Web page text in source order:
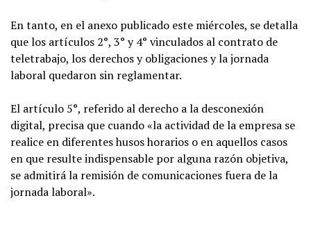
En tanto, en el anexo publicado este miércoles, se detalla
que los artículos 2°, 3° y 4° vinculados al contrato de
teletrabajo, los derechos y obligaciones y la jornada
laboral quedaron sin reglamentar.
El artículo 5°, referido al derecho a la desconexión
digital, precisa que cuando «la actividad de la empresa se
realice en diferentes husos horarios o en aquellos casos
en que resulte indispensable por alguna razón objetiva,
se admitirá la remisión de comunicaciones fuera de la
jornada laboral».